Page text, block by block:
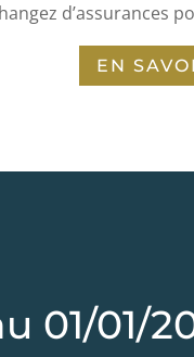
d’assurances
EN
01/01/